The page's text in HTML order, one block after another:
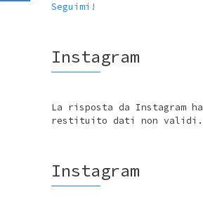
Seguimi!
Instagram
La risposta da Instagram ha
restituito dati non validi.
Instagram